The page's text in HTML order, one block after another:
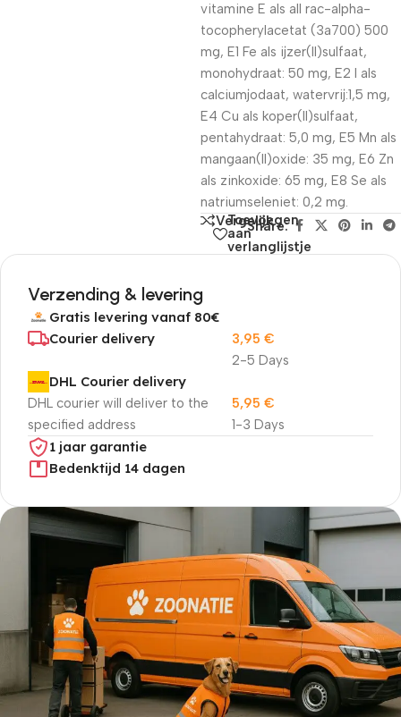
vitamine E als all rac-alpha-
tocopherylacetat (3a700) 500
mg, E1 Fe als ijzer(II)sulfaat,
monohydraat: 50 mg, E2 I als
calciumjodaat, watervrij:1,5 mg,
E4 Cu als koper(II)sulfaat,
pentahydraat: 5,0 mg, E5 Mn als
mangaan(II)oxide: 35 mg, E6 Zn
als zinkoxide: 65 mg, E8 Se als
natriumseleniet: 0,2 mg.
Vergelijk
Toevoegen
aan
verlanglijstje
Share:
Verzending & levering
Gratis levering vanaf 80€
Courier delivery
2-5 Days
3,95 €
DHL Courier delivery
DHL courier will deliver to the
specified address
1-3 Days
5,95 €
1 jaar garantie
Bedenktijd 14 dagen